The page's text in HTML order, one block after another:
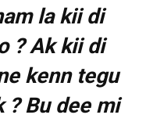
la kii di
? Ak kii di
kenn tegu
? Bu dee mi